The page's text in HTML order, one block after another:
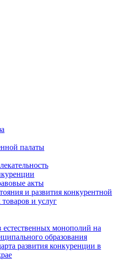
палаты
акты
и развития конкурентной
и услуг
естественных монополий на
образования
развития конкуренции в